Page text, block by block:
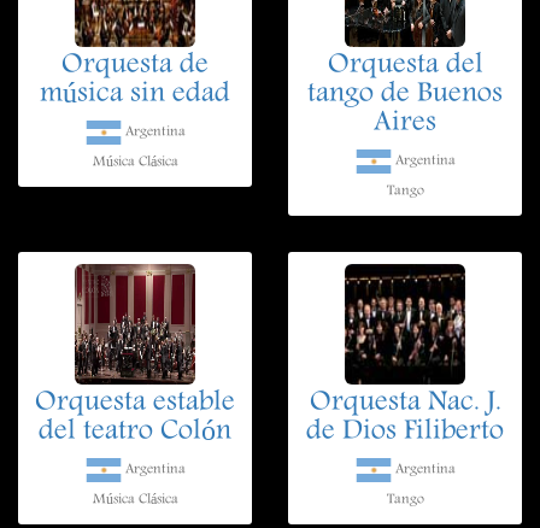
Orquesta de
música sin edad
Argentina
Música Clásica
Orquesta del
tango de Buenos
Aires
Argentina
Tango
Orquesta estable
del teatro Colón
Argentina
Música Clásica
Orquesta Nac. J.
de Dios Filiberto
Argentina
Tango